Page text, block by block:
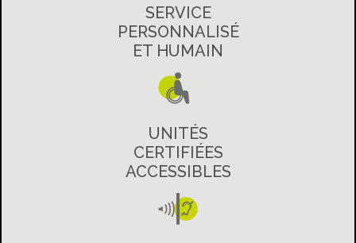
SERVICE
PERSONNALISÉ
ET HUMAIN
UNITÉS
CERTIFIÉES
ACCESSIBLES